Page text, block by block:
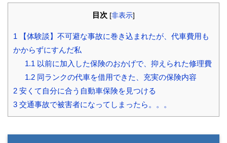
目次 [非表示]
1 【体験談】不可避な事故に巻き込まれたが、代車費用も
かからずにすんだ私
1.1以前に加入した保険のおかげで、抑えられた修理費
1.2同ランクの代車を借用できた、充実の保険内容
2 安くて自分に合う自動車保険を見つける
3 交通事故で被害者になってしまったら。。。